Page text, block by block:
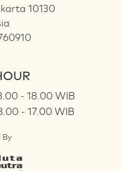
10130
- 18.00 WIB
- 17.00 WIB
By